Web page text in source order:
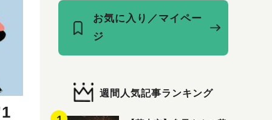
お気に入り／マイペー
ジ
週間人気記事ランキング